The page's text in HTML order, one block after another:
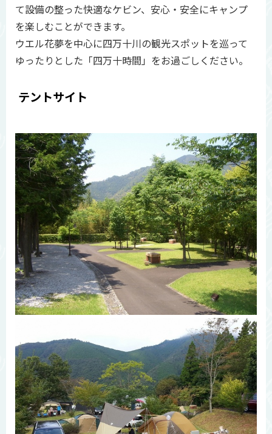
て設備の整った快適なケビン、安心・安全にキャンプ
を楽しむことができます。
ウエル花夢を中心に四万十川の観光スポットを巡って
ゆったりとした「四万十時間」をお過ごしください。
テントサイト